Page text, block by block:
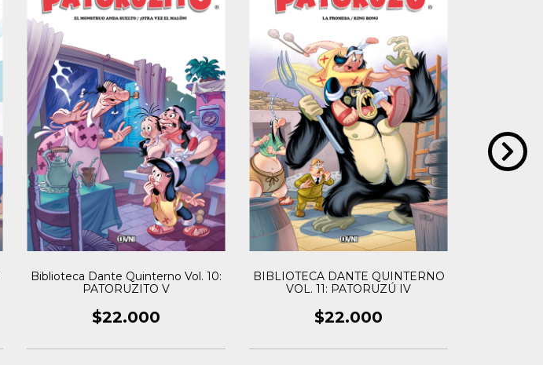
Biblioteca Dante Quinterno Vol. 10:
PATORUZITO V
$22.000
BIBLIOTECA DANTE QUINTERNO
VOL. 11: PATORUZÚ IV
$22.000